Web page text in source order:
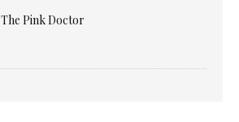
The Pink Doctor